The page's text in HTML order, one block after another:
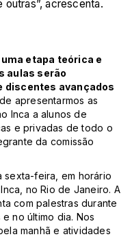
acrescenta.
etapa teórica e
aulas serão
discentes avançados
apresentarmos as
Inca a alunos de
e privadas de todo o
da comissão
sexta-feira, em horário
no Rio de Janeiro. A
com palestras durante
no último dia. Nos
manhã e atividades